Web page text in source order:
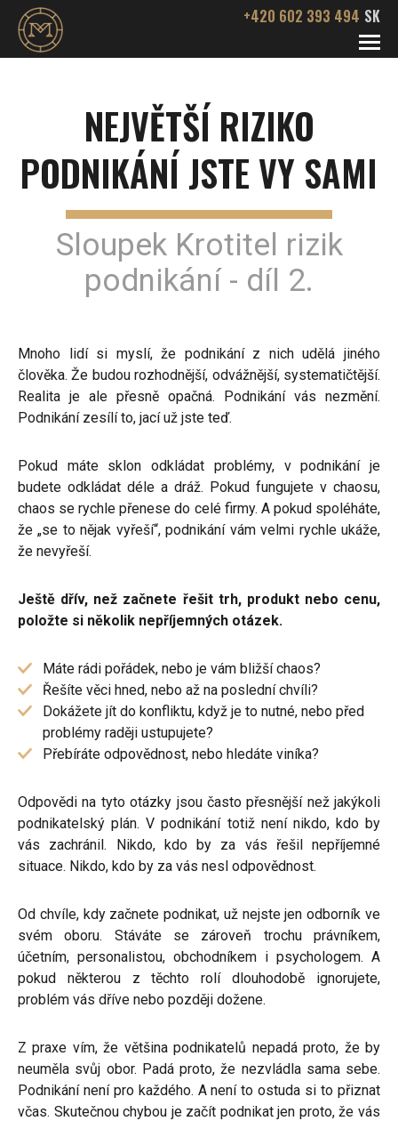
+420 602 393 494 SK
Podnikatelská pohotovost
Odkup firem
Dosazení vedení a vlastníků
Audit rizik podnikání
O NÁS
SPOLUPRÁCE
AUTORSKÉ ZDROJE
KONTAKT
NEJVĚTŠÍ RIZIKO
PODNIKÁNÍ JSTE VY SAMI
Sloupek Krotitel rizik
podnikání - díl 2.
Mnoho lidí si myslí, že podnikání z nich udělá jiného
člověka. Že budou rozhodnější, odvážnější, systematičtější.
Realita je ale přesně opačná. Podnikání vás nezmění.
Podnikání zesílí to, jací už jste teď.
Pokud máte sklon odkládat problémy, v podnikání je
budete odkládat déle a dráž. Pokud fungujete v chaosu,
chaos se rychle přenese do celé firmy. A pokud spoléháte,
že „se to nějak vyřeší“, podnikání vám velmi rychle ukáže,
že nevyřeší.
Ještě dřív, než začnete řešit trh, produkt nebo cenu,
položte si několik nepříjemných otázek.
Máte rádi pořádek, nebo je vám bližší chaos?
Řešíte věci hned, nebo až na poslední chvíli?
Dokážete jít do konfliktu, když je to nutné, nebo před
problémy raději ustupujete?
Přebíráte odpovědnost, nebo hledáte viníka?
Odpovědi na tyto otázky jsou často přesnější než jakýkoli
podnikatelský plán. V podnikání totiž není nikdo, kdo by
vás zachránil. Nikdo, kdo by za vás řešil nepříjemné
situace. Nikdo, kdo by za vás nesl odpovědnost.
Od chvíle, kdy začnete podnikat, už nejste jen odborník ve
svém oboru. Stáváte se zároveň trochu právníkem,
účetním, personalistou, obchodníkem i psychologem. A
pokud některou z těchto rolí dlouhodobě ignorujete,
problém vás dříve nebo později dožene.
Z praxe vím, že většina podnikatelů nepadá proto, že by
neuměla svůj obor. Padá proto, že nezvládla sama sebe.
Podnikání není pro každého. A není to ostuda si to přiznat
včas. Skutečnou chybou je začít podnikat jen proto, že vás